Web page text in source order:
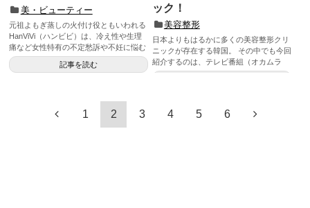
美・ビューティー
元祖よもぎ蒸しの火付け役ともいわれる
HanViVi（ハンビビ）は、冷え性や生理
痛など女性特有の不定愁訴や不妊に悩む
女性たちから高い支...
記事を読む
ック！
美容整形
日本よりもはるかに多くの美容整形クリ
ニックが存在する韓国。 その中でも今回
紹介するのは、テレビ番組（オカムラ
調...
1 2 3 4 5 6